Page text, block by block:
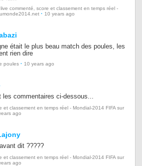
commenté, score et classement en temps réel -
· 10 years ago
était le plus beau match des poules, les
rien dire
poules · 10 years ago
les commentaires ci-dessous...
et classement en temps réel - Mondial-2014 FIFA sur
ago
dit ?????
et classement en temps réel - Mondial-2014 FIFA sur
ago